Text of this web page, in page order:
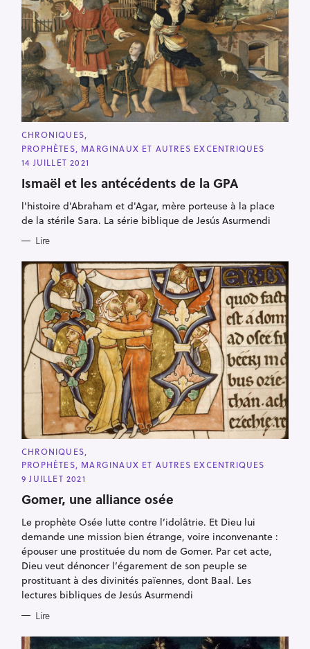
C
A
T
E
G
O
R
E
S
CHRONIQUES
PROPHÈTES, MARGINAUX ET AUTRES EXCENTRIQUES
14 JUILLET 2021
Ismaël et les antécédents de la GPA
l'histoire d'Abraham et d'Agar, mère porteuse à la place
de la stérile Sara. La série biblique de Jesús Asurmendi
Lire
C
A
T
E
G
O
R
E
S
CHRONIQUES
PROPHÈTES, MARGINAUX ET AUTRES EXCENTRIQUES
9 JUILLET 2021
Gomer, une alliance osée
Le prophète Osée lutte contre l’idolâtrie. Et Dieu lui
demande une mission bien étrange, voire inconvenante :
épouser une prostituée du nom de Gomer. Par cet acte,
Dieu veut dénoncer l’égarement de son peuple se
prostituant à des divinités païennes, dont Baal. Les
lectures bibliques de Jesús Asurmendi
Lire